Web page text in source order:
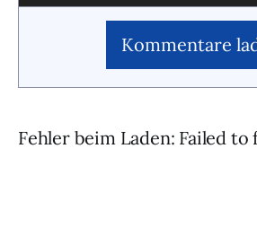
Kommentare
Fehler beim Laden: Failed to